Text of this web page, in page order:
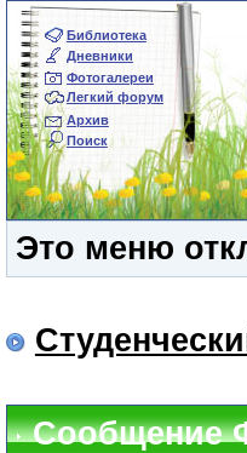
Библиотека
Дневники
Фотогалереи
Легкий форум
Архив
Поиск
Это меню
Сообщение